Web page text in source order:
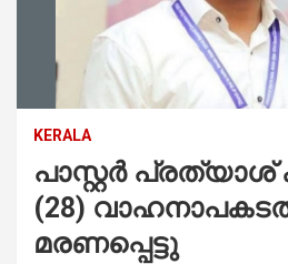
KERALA
പാസ്റ്റർ
(28)
മരണപ്പെട്ടു